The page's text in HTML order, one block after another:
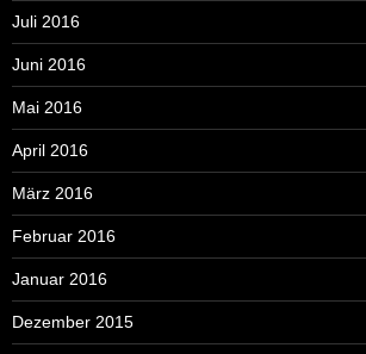
Juli 2016
Juni 2016
Mai 2016
April 2016
März 2016
Februar 2016
Januar 2016
Dezember 2015